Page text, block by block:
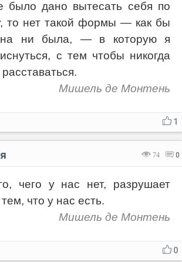
было дано вытесать себя по
то нет такой формы — как бы
ни была, — в которую я
с тем чтобы никогда
Мишель де Монтень
1
74 0
чего у нас нет, разрушает
что у нас есть.
Мишель де Монтень
0